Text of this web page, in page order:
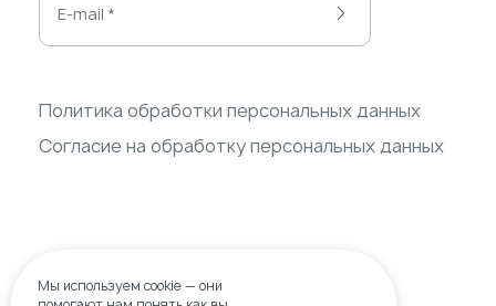
Политика обработки персональных данных
Согласие на обработку персональных данных
Мы используем cookie— они